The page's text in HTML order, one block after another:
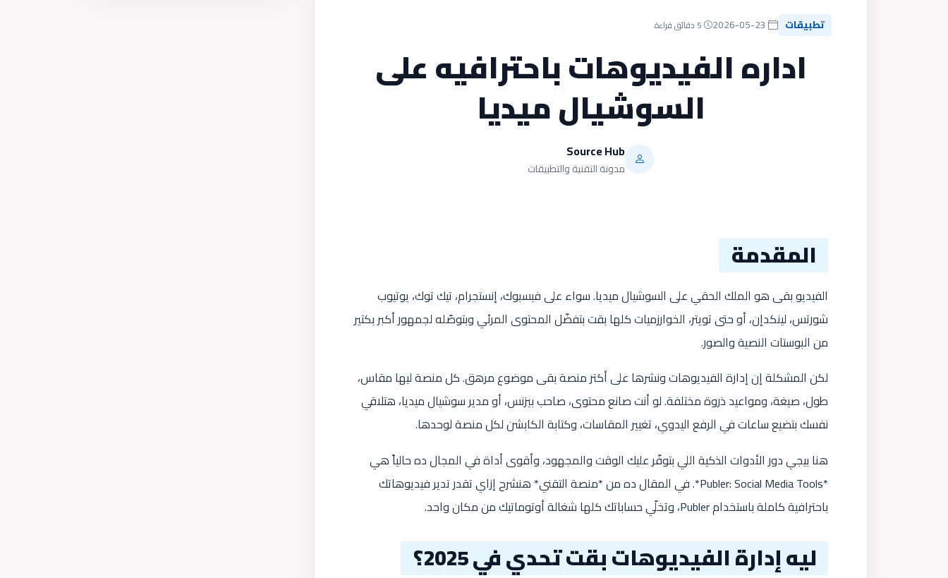
تطبيقات
اداره الفيديوهات باحترافيه على
السوشيال ميديا
Source Hub
مدونة التقنية والتطبيقات
المقدمة
الفيديو بقى هو الملك الحقي على السوشيال ميديا. سواء على فيسبوك، إنستجرام، تيك توك، يوتيوب
شورتس، لينكدإن، أو حتى تويتر، الخوارزميات كلها بقت بتفضّل المحتوى المرئي وبتوصّله لجمهور أكبر بكتير
من البوستات النصية والصور.
لكن المشكلة إن إدارة الفيديوهات ونشرها على أكتر منصة بقى موضوع مرهق. كل منصة ليها مقاس،
طول، صيغة، ومواعيد ذروة مختلفة. لو أنت صانع محتوى، صاحب بيزنس، أو مدير سوشيال ميديا، هتلاقي
نفسك بتضيع ساعات في الرفع اليدوي، تغيير المقاسات، وكتابة الكابشن لكل منصة لوحدها.
هنا بيجي دور الأدوات الذكية اللي بتوفّر عليك الوقت والمجهود، وأقوى أداة في المجال ده حالياً هي
*Publer: Social Media Tools*. في المقال ده من *منصة التقني* هنشرح إزاي تقدر تدير فيديوهاتك
باحترافية كاملة باستخدام Publer، وتخلّي حساباتك كلها شغالة أوتوماتيك من مكان واحد.
ليه إدارة الفيديوهات بقت تحدي في 2025؟